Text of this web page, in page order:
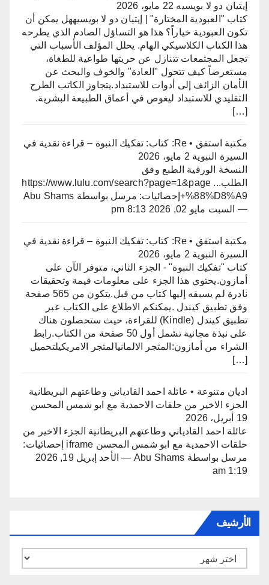
إيتيان دو لا بويسيه 22 مايو، 2026
كتاب "العبودية المختارة" | إيتيان دو لا بويسيههل يمكن أن
تكون العبودية خياراً؟ هذا هو التساؤل الصادم الذي يطرحه
هذا الكتاب الكلاسيكي الهام. يحلل المؤلف الأسباب التي
تجعل المجتمعات تتنازل عن حريتها طواعية للطغاة،
مستعرضاً كيف تتحول "العادة" والخوف والبحث عن
الأمان الزائف إلى أدوات للاستبداد.يتجاوز الكاتب الطرح
التقليدي للاستبداد ليغوص في أعماق الطبيعة البشرية.
[…]
مكتبة استفق • Re: كتاب: تفكيك النبوة – قراءة نقدية في
السيرة النبوية 2 مايو، 2026
النسخة الورقية الطبع وفق
الطلبhttps://www.lulu.com/search?page=1&page ...
%88%D8%A9+إحصائيات: مرسل بواسطة Abu Shams
— السبت مايو 02, 2026 8:13 pm
مكتبة استفق • Re: كتاب: تفكيك النبوة – قراءة نقدية في
السيرة النبوية 2 مايو، 2026
كتاب "تفكيك النبوة" - الجزء الثاني، متوفر الآن على
أمازون.​يحتوي هذا الجزء على معلومات قيمة وتحقيقات
نادرة لم يسبقه إليها كتاب من قبل.يتكون من 565 صفحة
وفق تطبيق كيندل .​يمكنكم الاطلاع على الكتاب عبر
تطبيق كيندل (Kindle) للقراءة، حيث ستحصلون هناك
على نبذة مجانية تشمل أول 50 صفحة من الكتاب.​رابط
الشراء من أمازون:المتجر الالمانيالمتجر الامريكيلتحميل
[…]
اديان متنوعة • عائلة احمد القادياني وطاعتهم البريطانية
الجزء الاخير من حلقات الاحمدية مع ابو شمس المحسن
19 أبريل، 2026
عائلة احمد القادياني وطاعتهم البريطانية الجزء الاخير من
حلقات الاحمدية مع ابو شمس المحسن iframe إحصائيات:
مرسل بواسطة Abu Shams — الأحد إبريل 19, 2026
1:19 am
الأرشيف
الأرشيف